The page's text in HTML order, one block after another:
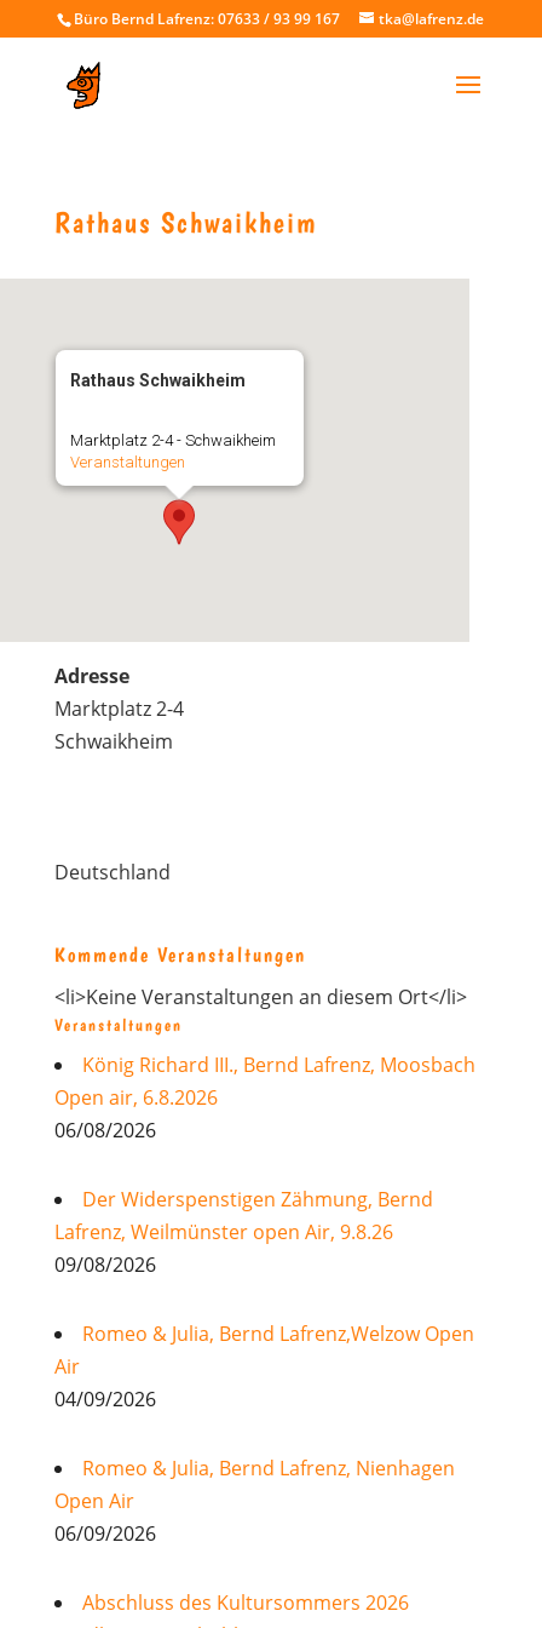
Büro Bernd Lafrenz: 07633 / 93 99 167 tka@lafrenz.de
Rathaus Schwaikheim
Rathaus Schwaikheim
Marktplatz 2-4 - Schwaikheim
Veranstaltungen
Adresse
Marktplatz 2-4
Schwaikheim
Deutschland
Kommende Veranstaltungen
<li>Keine Veranstaltungen an diesem Ort</li>
Veranstaltungen
König Richard III., Bernd Lafrenz, Moosbach
Open air, 6.8.2026
06/08/2026
Der Widerspenstigen Zähmung, Bernd
Lafrenz, Weilmünster open Air, 9.8.26
09/08/2026
Romeo & Julia, Bernd Lafrenz,Welzow Open
Air
04/09/2026
Romeo & Julia, Bernd Lafrenz, Nienhagen
Open Air
06/09/2026
Abschluss des Kultursommers 2026